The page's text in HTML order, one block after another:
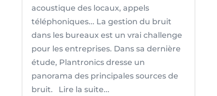
acoustique des locaux, appels
téléphoniques... La gestion du bruit
dans les bureaux est un vrai challenge
pour les entreprises. Dans sa dernière
étude, Plantronics dresse un
panorama des principales sources de
bruit. Lire la suite...